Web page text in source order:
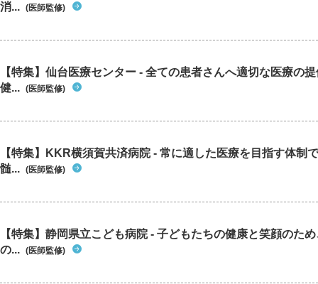
消... (医師監修)
【特集】仙台医療センター - 全ての患者さんへ適切な医療の
健... (医師監修)
【特集】KKR横須賀共済病院 - 常に適した医療を目指す体制
髄... (医師監修)
【特集】静岡県立こども病院 - 子どもたちの健康と笑顔のた
の... (医師監修)